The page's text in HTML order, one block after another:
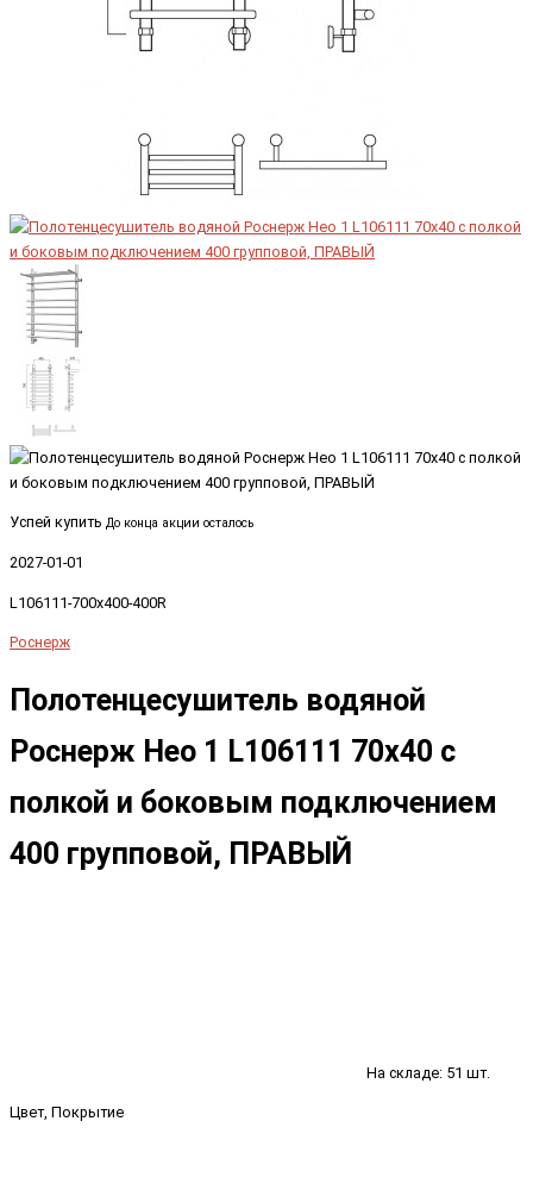
Успей купить До конца акции осталось
2027-01-01
L106111-700x400-400R
Роснерж
Полотенцесушитель водяной
Роснерж Нео 1 L106111 70x40 с
полкой и боковым подключением
400 групповой, ПРАВЫЙ
На складе: 51 шт.
Цвет, Покрытие